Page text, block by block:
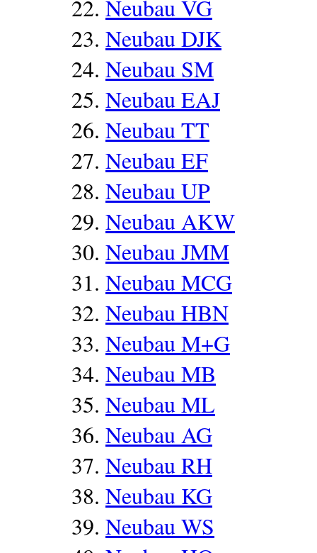
Neubau VG
Neubau DJK
Neubau SM
Neubau EAJ
Neubau TT
Neubau EF
Neubau UP
Neubau AKW
Neubau JMM
Neubau MCG
Neubau HBN
Neubau M+G
Neubau MB
Neubau ML
Neubau AG
Neubau RH
Neubau KG
Neubau WS